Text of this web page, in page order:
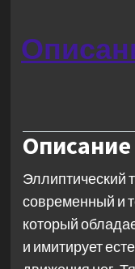
Описание
Эллиптический
современный и
который
и имитирует